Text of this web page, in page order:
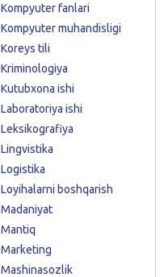
Kompyuter fanlari
Kompyuter muhandisligi
Koreys tili
Kriminologiya
Kutubxona ishi
Laboratoriya ishi
Leksikografiya
Lingvistika
Logistika
Loyihalarni boshqarish
Madaniyat
Mantiq
Marketing
Mashinasozlik